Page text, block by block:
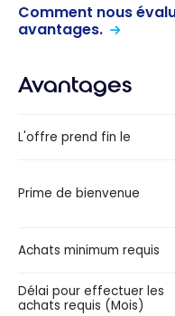
Comment nous
avantages.
Avantages
L'offre prend fin le
Prime de bienvenue
Achats minimum requis
Délai pour effectuer les
achats requis (Mois)